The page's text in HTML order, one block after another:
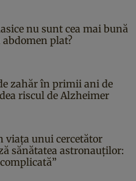
nu sunt cea mai bună
plat?
zahăr în primii ani de
riscul de Alzheimer
viața unui cercetător
sănătatea astronauților: